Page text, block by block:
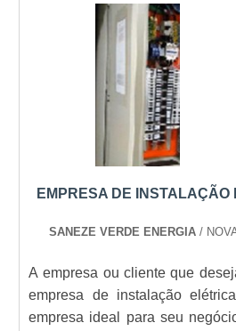
EMPRESA DE INSTALAÇÃO
SANEZE VERDE ENERGIA /
A empresa ou cliente que
empresa de instalação
empresa ideal para seu